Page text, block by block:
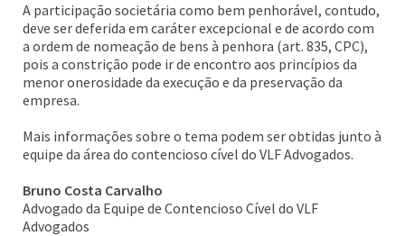
A participação societária como bem penhorável, contudo,
deve ser deferida em caráter excepcional e de acordo com
a ordem de nomeação de bens à penhora (art. 835, CPC),
pois a constrição pode ir de encontro aos princípios da
menor onerosidade da execução e da preservação da
empresa.
Mais informações sobre o tema podem ser obtidas junto à
equipe da área do contencioso cível do VLF Advogados.
Bruno Costa Carvalho
Advogado da Equipe de Contencioso Cível do VLF
Advogados